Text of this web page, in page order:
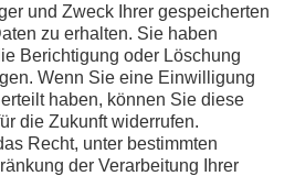
und Zweck Ihrer gespeicherten
zu erhalten. Sie haben
Berichtigung oder Löschung
Wenn Sie eine Einwilligung
haben, können Sie diese
die Zukunft widerrufen.
Recht, unter bestimmten
der Verarbeitung Ihrer